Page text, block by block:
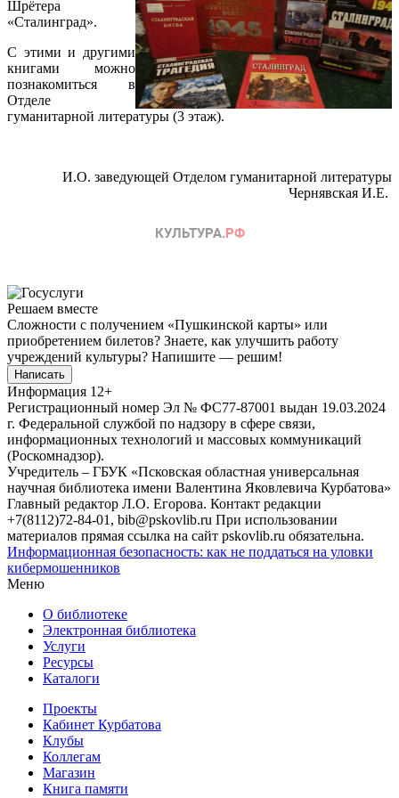
Шрётера
«Сталинград».
С этими и другими
книгами можно
познакомиться в
Отделе
гуманитарной литературы (3 этаж).
И.О. заведующей Отделом гуманитарной литературы
Чернявская И.Е.
Решаем вместе
Сложности с получением «Пушкинской карты» или
приобретением билетов? Знаете, как улучшить работу
учреждений культуры? Напишите — решим!
Написать
Информация 12+
Регистрационный номер Эл № ФС77-87001 выдан 19.03.2024
г. Федеральной службой по надзору в сфере связи,
информационных технологий и массовых коммуникаций
(Роскомнадзор).
Учредитель – ГБУК «Псковская областная универсальная
научная библиотека имени Валентина Яковлевича Курбатова»
Главный редактор Л.О. Егорова. Контакт редакции
+7(8112)72-84-01, bib@pskovlib.ru При использовании
материалов прямая ссылка на сайт pskovlib.ru обязательна.
Информационная безопасность: как не поддаться на уловки
кибермошенников
Меню
О библиотеке
Электронная библиотека
Услуги
Ресурсы
Каталоги
Проекты
Кабинет Курбатова
Клубы
Коллегам
Магазин
Книга памяти